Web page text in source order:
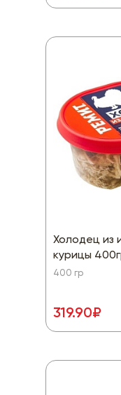
Холодец из
курицы
400 гр
319.90₽